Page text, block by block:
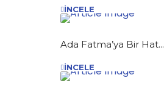
İNCELE
Ada Fatma’ya Bir Hat...
İNCELE